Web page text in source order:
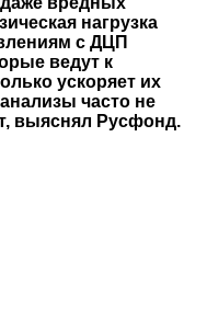
нагрузка
с ДЦП
ведут к
ускоряет их
часто не
выяснял Русфонд.